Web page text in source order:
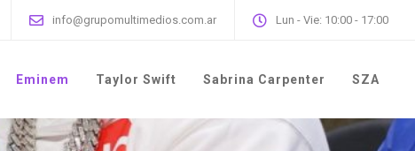
info@grupomultimedios.com.ar Lun - Vie: 10:00 - 17:00
Eminem Taylor Swift Sabrina Carpenter SZA